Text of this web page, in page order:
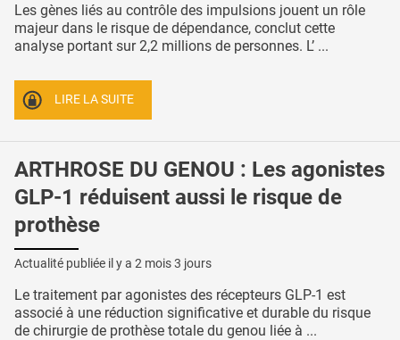
Les gènes liés au contrôle des impulsions jouent un rôle
majeur dans le risque de dépendance, conclut cette
analyse portant sur 2,2 millions de personnes. L’ ...
LIRE LA SUITE
ARTHROSE DU GENOU : Les agonistes
GLP-1 réduisent aussi le risque de
prothèse
Actualité publiée il y a 2 mois 3 jours
Le traitement par agonistes des récepteurs GLP-1 est
associé à une réduction significative et durable du risque
de chirurgie de prothèse totale du genou liée à ...